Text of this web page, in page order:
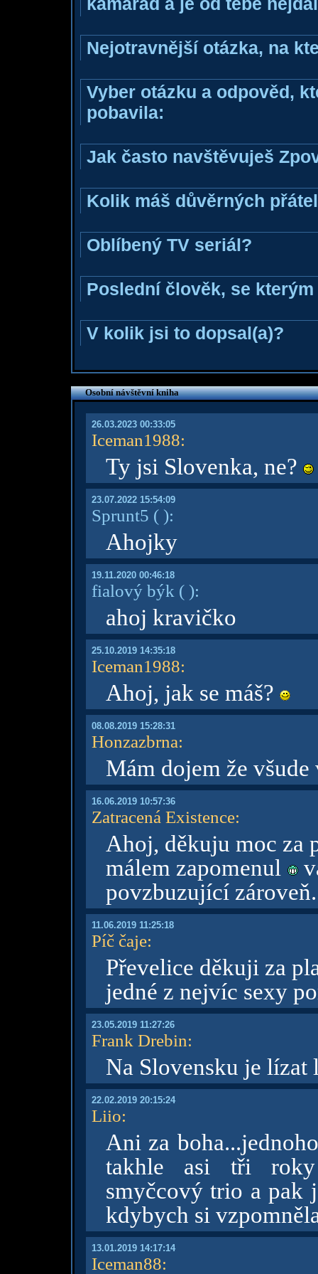
Nejotravnější otázka, na
Vyber otázku a odpověd,
pobavila:
Jak často navštěvuješ
Kolik máš důvěrných
Oblíbený TV seriál?
Poslední člověk, se
V kolik jsi to dopsal(a)?
Osobní návštěvní kniha
26.03.2023 00:33:05
Iceman1988:
Ty jsi Slovenka, ne?
23.07.2022 15:54:09
Sprunt5 ( ):
Ahojky
19.11.2020 00:46:18
fialový býk ( ):
ahoj kravičko
25.10.2019 14:35:18
Iceman1988:
Ahoj, jak se máš?
08.08.2019 15:28:31
Honzazbrna:
Mám dojem že všude
16.06.2019 10:57:36
Zatracená Existence:
Ahoj, děkuju moc za
málem zapomenul
povzbuzující
11.06.2019 11:25:18
Píč čaje:
Převelice děkuji za
jedné z nejvíc sexy
23.05.2019 11:27:26
Frank Drebin:
Na Slovensku je lízat
22.02.2019 20:15:24
Liio:
Ani za
takhle asi tři
smyčcový trio a pak
kdybych si
13.01.2019 14:17:14
Iceman88: